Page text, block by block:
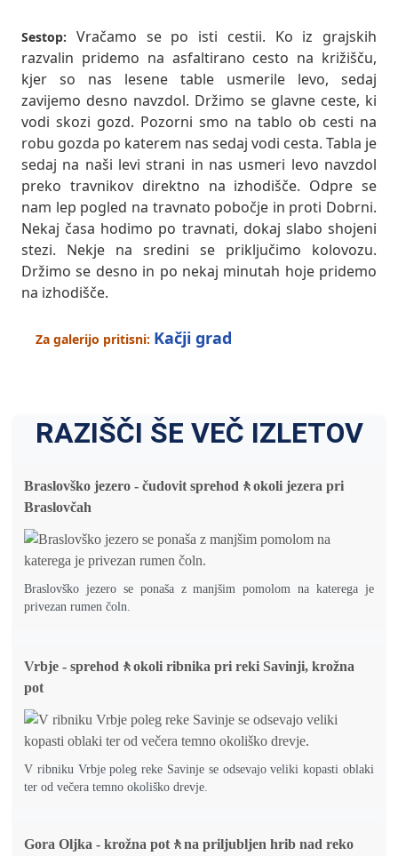
Sestop:
Vračamo se po isti cestii. Ko iz grajskih
razvalin pridemo na asfaltirano cesto na križišču,
kjer so nas lesene table usmerile levo, sedaj
zavijemo desno navzdol. Držimo se glavne ceste, ki
vodi skozi gozd. Pozorni smo na tablo ob cesti na
robu gozda po katerem nas sedaj vodi cesta. Tabla je
sedaj na naši levi strani in nas usmeri levo navzdol
preko travnikov direktno na izhodišče. Odpre se
nam lep pogled na travnato pobočje in proti Dobrni.
Nekaj časa hodimo po travnati, dokaj slabo shojeni
stezi. Nekje na sredini se priključimo kolovozu.
Držimo se desno in po nekaj minutah hoje pridemo
na izhodišče.
Za galerijo pritisni: Kačji grad
RAZIŠČI ŠE VEČ IZLETOV
Braslovško jezero - čudovit sprehod🚶okoli jezera pri
Braslovčah
Braslovško jezero se ponaša z manjšim pomolom na katerega je
privezan rumen čoln.
Vrbje - sprehod🚶okoli ribnika pri reki Savinji, krožna
pot
V ribniku Vrbje poleg reke Savinje se odsevajo veliki kopasti oblaki
ter od večera temno okoliško drevje.
Gora Oljka - krožna pot🚶na priljubljen hrib nad reko